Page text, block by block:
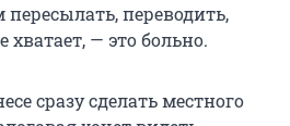
пересылать, переводить,
хватает, — это больно.
сразу сделать местного